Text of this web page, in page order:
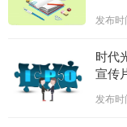
发布时
时代
宣传
发布时